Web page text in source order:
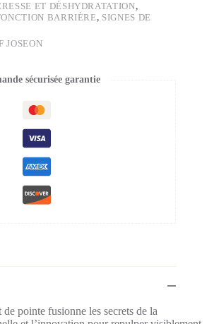
ET DÉSHYDRATATION,
BARRIÈRE, SIGNES DE
JOSEON
sécurisée garantie
pointe fusionne les secrets de la